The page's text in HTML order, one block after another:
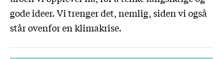
gode ideer. Vi trenger det, nemlig, siden vi også
står ovenfor en klimakrise.